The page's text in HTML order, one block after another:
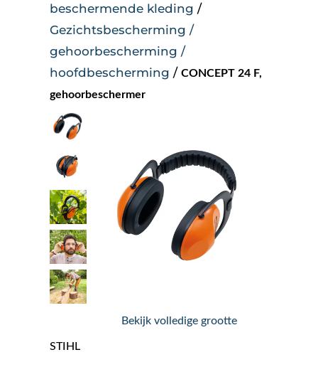
Occasions
Werkplaats
Over ons
Vacatures
Tuin & Park Contact
beschermende kleding /
Gezichtsbescherming /
gehoorbescherming /
hoofdbescherming / CONCEPT 24 F,
gehoorbeschermer
Bekijk volledige grootte
STIHL